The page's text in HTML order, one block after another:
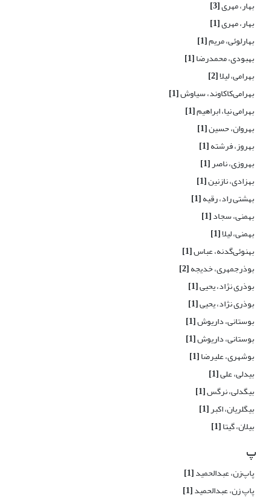
بهار، مهری[3]
بهار، مهری[1]
بهارلوئی، مریم[1]
بهبودی، محمدرضا[1]
بهرامی، لیلا[2]
بهرامی‌کاکاوند، سیاوش[1]
بهرامی نیا، ابراهیم[1]
بهروان، حسین[1]
بهروز، فرشته[1]
بهروزی، ناصر[1]
بهزادی، نازنین[1]
بهشتی راد، رقیه[1]
بهمنی، سجاد[1]
بهمنی، لیلا[1]
بهنوئی‌گدنه، عباس[1]
بوذرجمهری، خدیجه[2]
بوذری نژاد، یحیی[1]
بوذری نژاد، یحیی[1]
بوستانی، داریوش[1]
بوستانی، داریوش[1]
بوشهری، علیرضا[1]
بیدلی، علی[1]
بیگدلی، نرگس[1]
بیگلریان، اکبر[1]
بیلان، گیتا[1]
پ
پاپ‌زن، عبدالحمید[1]
پاپ زن، عبدالحمید[1]